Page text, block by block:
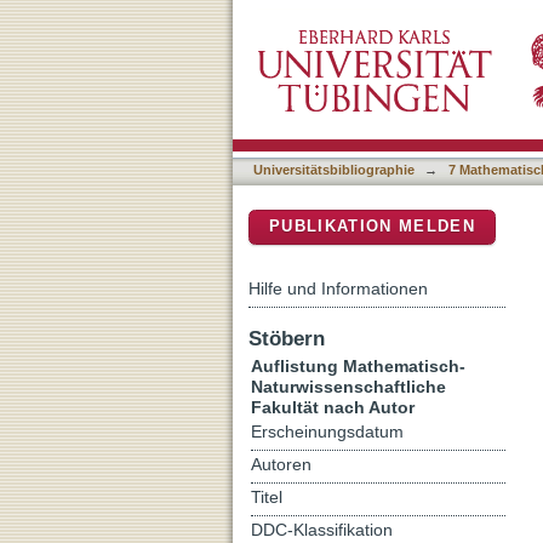
Universitätsbibliographie → 7
PUBLIKATION MELDEN
Hilfe und Informationen
Stöbern
Auflistung Mathematisch-
Naturwissenschaftliche
Fakultät nach Autor
Erscheinungsdatum
Autoren
Titel
DDC-Klassifikation